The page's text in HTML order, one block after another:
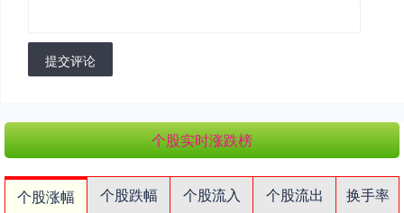
提交评论
个股实时涨跌榜
个股涨幅 个股跌幅 个股流入 个股流出
换手率